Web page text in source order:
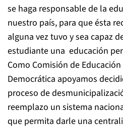
se haga responsable de la
nuestro país, para que ésta
alguna vez tuvo y sea capaz
estudiante una educación
Como Comisión de
Democrática apoyamos
proceso de
reemplazo un sistema
que permita darle una